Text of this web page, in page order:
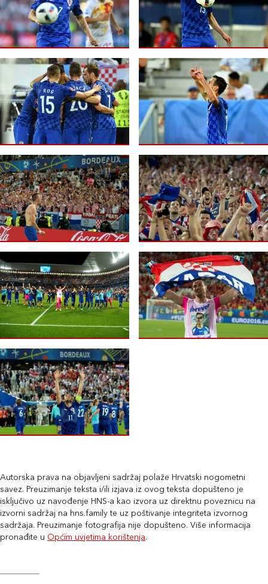
Autorska prava na objavljeni sadržaj polaže Hrvatski nogometni
savez. Preuzimanje teksta i/ili izjava iz ovog teksta dopušteno je
isključivo uz navođenje HNS-a kao izvora uz direktnu poveznicu na
izvorni sadržaj na hns.family te uz poštivanje integriteta izvornog
sadržaja. Preuzimanje fotografija nije dopušteno. Više informacija
pronađite u Općim uvjetima korištenja.